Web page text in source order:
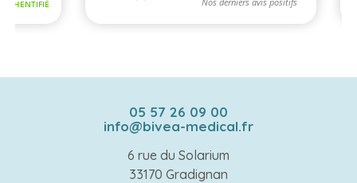
05 57 26 09 00
info@bivea-medical.fr
6 rue du Solarium
33170 Gradignan